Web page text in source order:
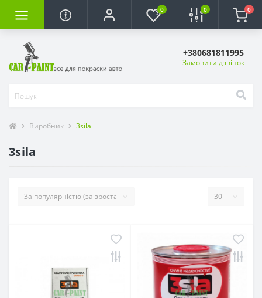
0 0 0
+380681811995
Замовити дзвінок
Виробник 3sila
3sila